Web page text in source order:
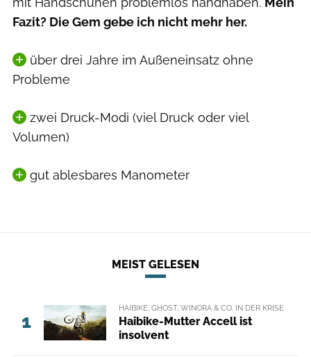
Fazit? Die Gem gebe ich nicht mehr her.
über drei Jahre im Außeneinsatz ohne
Probleme
zwei Druck-Modi (viel Druck oder viel
Volumen)
gut ablesbares Manometer
MEIST GELESEN
1
HAIBIKE, GHOST, WINORA & CO. IN DER KRISE
Haibike-Mutter Accell ist
insolvent